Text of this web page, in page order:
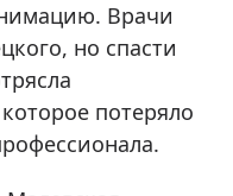
Врачи
но спасти
потеряло